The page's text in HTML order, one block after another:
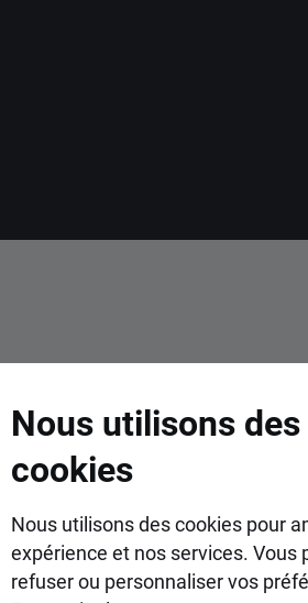
dans les actions
Nous utilisons des
cookies
Nous utilisons des cookies pour
expérience et nos services. Vous
refuser ou personnaliser vos